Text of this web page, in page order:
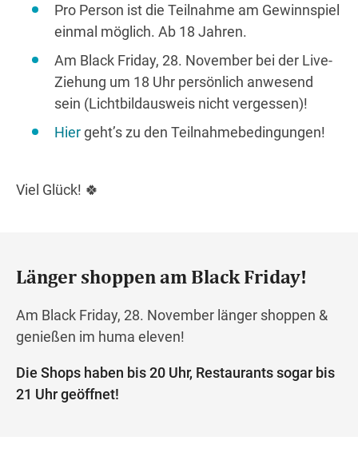
Pro Person ist die Teilnahme am Gewinnspiel
einmal möglich. Ab 18 Jahren.
Am Black Friday, 28. November bei der Live-
Ziehung um 18 Uhr persönlich anwesend
sein (Lichtbildausweis nicht vergessen)!
Hiergeht’s zu den Teilnahmebedingungen!
Viel Glück! 🍀
Länger shoppen am Black Friday!
Am Black Friday, 28. November länger shoppen &
genießen im huma eleven!
Die Shops haben bis 20 Uhr, Restaurants sogar bis
21 Uhr geöffnet!